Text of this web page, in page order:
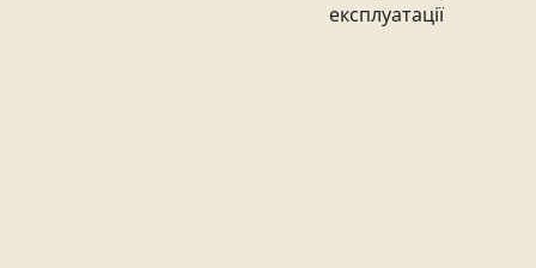
експлуатації